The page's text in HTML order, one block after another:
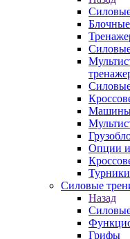
Опции
Турники
Силовые
Назад
Грифы